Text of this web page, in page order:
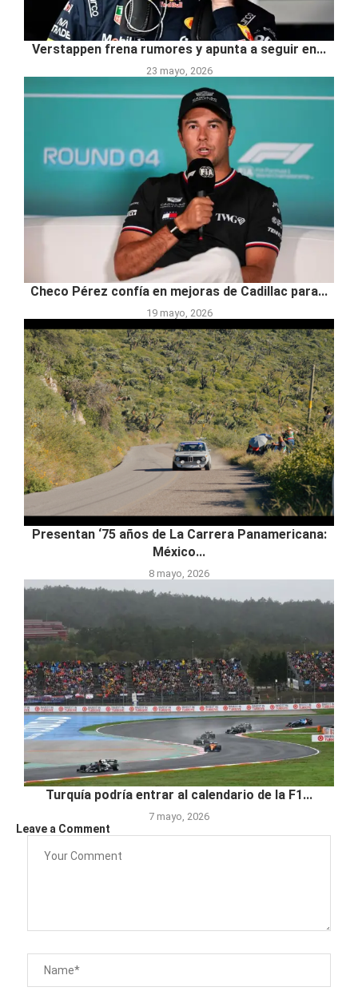
Verstappen frena rumores y apunta a seguir en...
23 mayo, 2026
Checo Pérez confía en mejoras de Cadillac para...
19 mayo, 2026
Presentan ‘75 años de La Carrera Panamericana:
México...
8 mayo, 2026
Turquía podría entrar al calendario de la F1...
7 mayo, 2026
Leave a Comment